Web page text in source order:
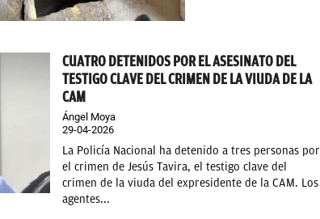
CUATRO DETENIDOS POR EL ASESINATO DEL
TESTIGO CLAVE DEL CRIMEN DE LA VIUDA DE LA
CAM
Ángel Moya
29-04-2026
La Policía Nacional ha detenido a tres personas por
el crimen de Jesús Tavira, el testigo clave del
crimen de la viuda del expresidente de la CAM. Los
agentes...